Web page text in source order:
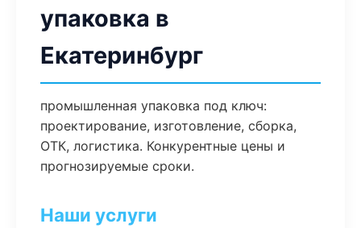
упаковка в
Екатеринбург
промышленная упаковка под ключ:
проектирование, изготовление, сборка,
ОТК, логистика. Конкурентные цены и
прогнозируемые сроки.
Наши услуги